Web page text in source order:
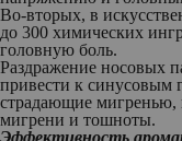
Во-вторых, в
до 300 химических
головную боль.
Раздражение носовых
привести к синусовым
страдающие мигренью,
мигрени и тошноты.
Эффективность